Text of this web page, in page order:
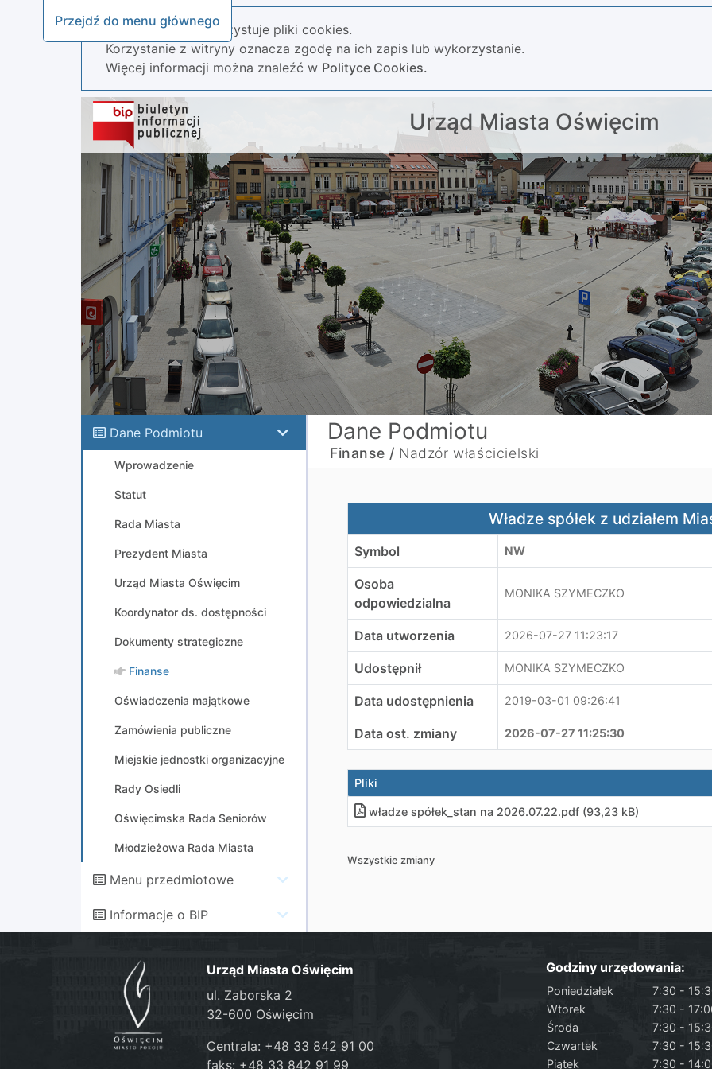
Przejdź do menu głównego
Nasza strona wykorzystuje pliki cookies.
Korzystanie z witryny oznacza zgodę na ich zapis lub wykorzystanie.
Więcej informacji można znaleźć w Polityce Cookies.
Urząd Miasta Oświęcim
Dane Podmiotu
Wprowadzenie
Statut
Rada Miasta
Prezydent Miasta
Urząd Miasta Oświęcim
Koordynator ds. dostępności
Dokumenty strategiczne
Finanse
Oświadczenia majątkowe
Zamówienia publiczne
Miejskie jednostki organizacyjne
Rady Osiedli
Oświęcimska Rada Seniorów
Młodzieżowa Rada Miasta
Menu przedmiotowe
Informacje o BIP
Dane Podmiotu
Finanse / Nadzór właścicielski
Władze spółek z udziałem Miasta Oświęcim
Władze spółek z udziałem
Symbol NW
Osoba
odpowiedzialna
MONIKA SZYMECZKO
Data utworzenia 2026-07-27 11:23:17
Udostępnił MONIKA SZYMECZKO
Data udostępnienia 2019-03-01 09:26:41
Data ost. zmiany 2026-07-27 11:25:30
Pliki
władze spółek_stan na 2026.07.22.pdf (93,23 kB)
Wszystkie zmiany
Urząd Miasta Oświęcim
ul. Zaborska 2
32-600 Oświęcim
Centrala: +48 33 842 91 00
faks: +48 33 842 91 99
Godziny urzędowania:
Poniedziałek
7:30 -
Wtorek
7:30 -
Środa
7:30 -
Czwartek
7:30 -
Piątek
7:30 -